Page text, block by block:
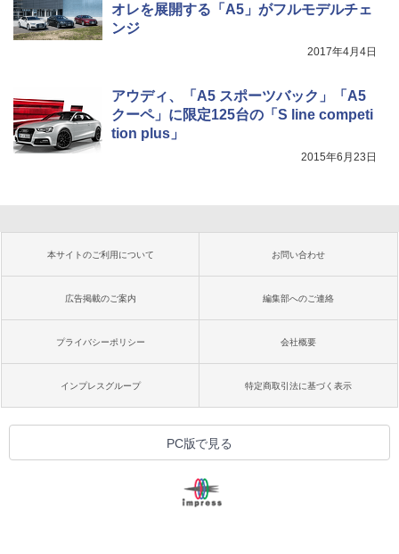
オレを展開する「A5」がフルモデルチェ
ンジ
2017年4月4日
アウディ、「A5 スポーツバック」「A5
クーペ」に限定125台の「S line competi
tion plus」
2015年6月23日
本サイトのご利用について お問い合わせ
広告掲載のご案内 編集部へのご連絡
プライバシーポリシー 会社概要
インプレスグループ 特定商取引法に基づく表示
PC版で見る